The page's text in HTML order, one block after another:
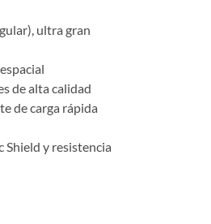
ultra gran
de alta calidad
de carga rápida
y resistencia